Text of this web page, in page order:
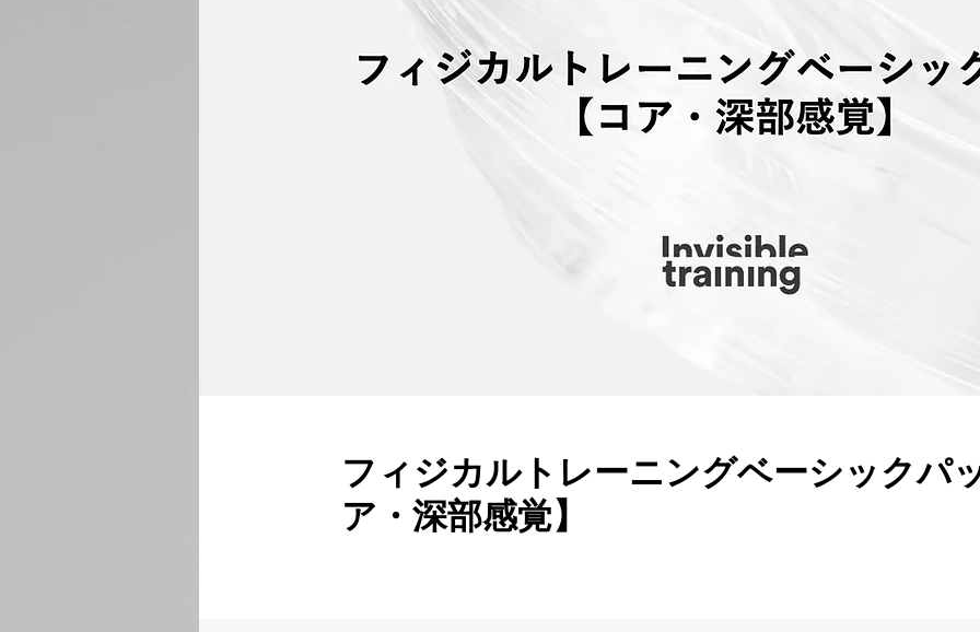
フィジカルトレーニングベーシックパ
ア・深部感覚】